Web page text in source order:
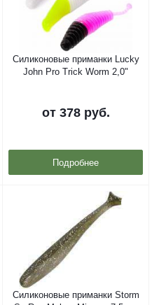
Силиконовые приманки Lucky
John Pro Trick Worm 2,0"
от 378 руб.
Подробнее
Силиконовые приманки Storm